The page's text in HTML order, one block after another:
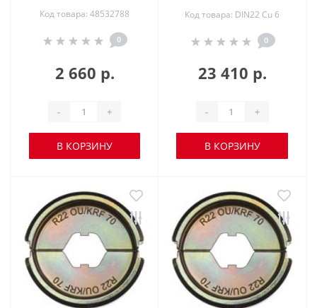
Код товара: 48532788
0
2 660 р.
- +
В КОРЗИНУ
Код товара: DIN22 Cu 6
0
23 410 р.
- +
В КОРЗИНУ